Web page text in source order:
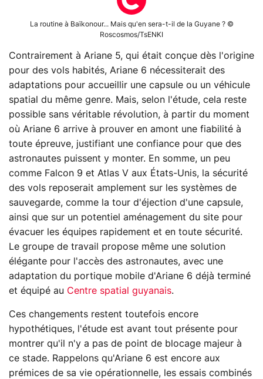
La routine à Baïkonour... Mais qu'en sera-t-il de la Guyane ? ©
Roscosmos/TsENKI
Contrairement à Ariane 5, qui était conçue dès l'origine
pour des vols habités, Ariane 6 nécessiterait des
adaptations pour accueillir une capsule ou un véhicule
spatial du même genre. Mais, selon l'étude, cela reste
possible sans véritable révolution, à partir du moment
où Ariane 6 arrive à prouver en amont une fiabilité à
toute épreuve, justifiant une confiance pour que des
astronautes puissent y monter. En somme, un peu
comme Falcon 9 et Atlas V aux États-Unis, la sécurité
des vols reposerait amplement sur les systèmes de
sauvegarde, comme la tour d'éjection d'une capsule,
ainsi que sur un potentiel aménagement du site pour
évacuer les équipes rapidement et en toute sécurité.
Le groupe de travail propose même une solution
élégante pour l'accès des astronautes, avec une
adaptation du portique mobile d'Ariane 6 déjà terminé
et équipé au Centre spatial guyanais.
Ces changements restent toutefois encore
hypothétiques, l'étude est avant tout présente pour
montrer qu'il n'y a pas de point de blocage majeur à
ce stade. Rappelons qu'Ariane 6 est encore aux
prémices de sa vie opérationnelle, les essais combinés